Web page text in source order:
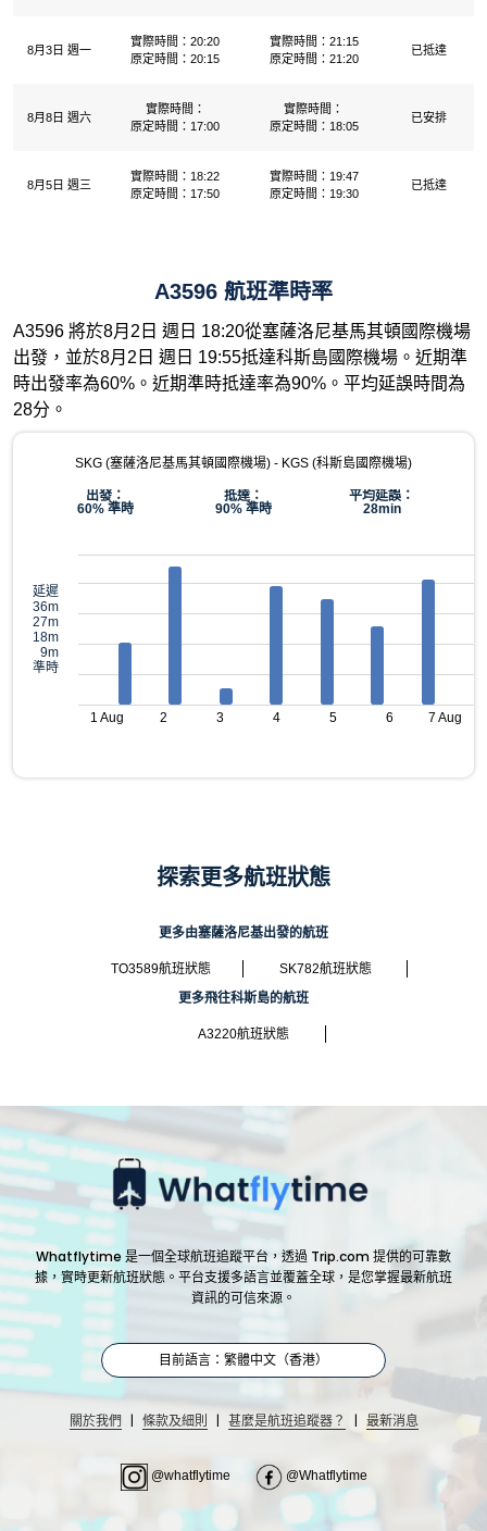
8月3日 週一
實際時間：20:20
原定時間：20:15
實際時間：21:15
原定時間：21:20
已抵達
8月8日 週六
實際時間：
原定時間：17:00
實際時間：
原定時間：18:05
已安排
8月5日 週三
實際時間：18:22
原定時間：17:50
實際時間：19:47
原定時間：19:30
已抵達
A3596 航班準時率
A3596 將於8月2日 週日 18:20從塞薩洛尼基馬其頓國際機場
出發，並於8月2日 週日 19:55抵達科斯島國際機場。近期準
時出發率為60%。近期準時抵達率為90%。平均延誤時間為
28分。
SKG (塞薩洛尼基馬其頓國際機場) - KGS (科斯島國際機場)
出發：
60% 準時
抵達：
90% 準時
平均延誤：
28min
延遲
36m
27m
18m
9m
準時
1 Aug 2 3 4 5 6 7 Aug
探索更多航班狀態
更多由塞薩洛尼基出發的航班
TO3589航班狀態
SK782航班狀態
更多飛往科斯島的航班
A3220航班狀態
Whatflytime 是一個全球航班追蹤平台，透過 Trip.com 提供的可靠數
據，實時更新航班狀態。平台支援多語言並覆蓋全球，是您掌握最新航班
資訊的可信來源。
目前語言：繁體中文（香港）
關於我們 | 條款及細則 | 甚麼是航班追蹤器？ | 最新消息
@whatflytime @Whatflytime